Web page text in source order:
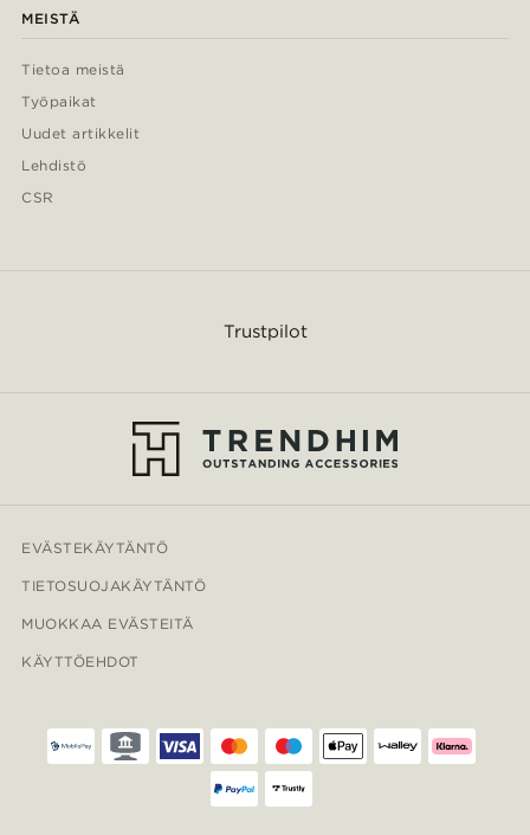
MEISTÄ
Tietoa meistä
Työpaikat
Uudet artikkelit
Lehdistö
CSR
Trustpilot
EVÄSTEKÄYTÄNTÖ
TIETOSUOJAKÄYTÄNTÖ
MUOKKAA EVÄSTEITÄ
KÄYTTÖEHDOT